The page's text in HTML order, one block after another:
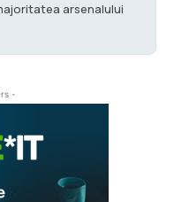
arsenalului
-